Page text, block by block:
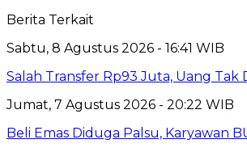
Berita Terkait
Sabtu, 8 Agustus 2026 - 16:41 WIB
Salah Transfer Rp93 Juta, Uang Tak
Jumat, 7 Agustus 2026 - 20:22 WIB
Beli Emas Diduga Palsu, Karyawan